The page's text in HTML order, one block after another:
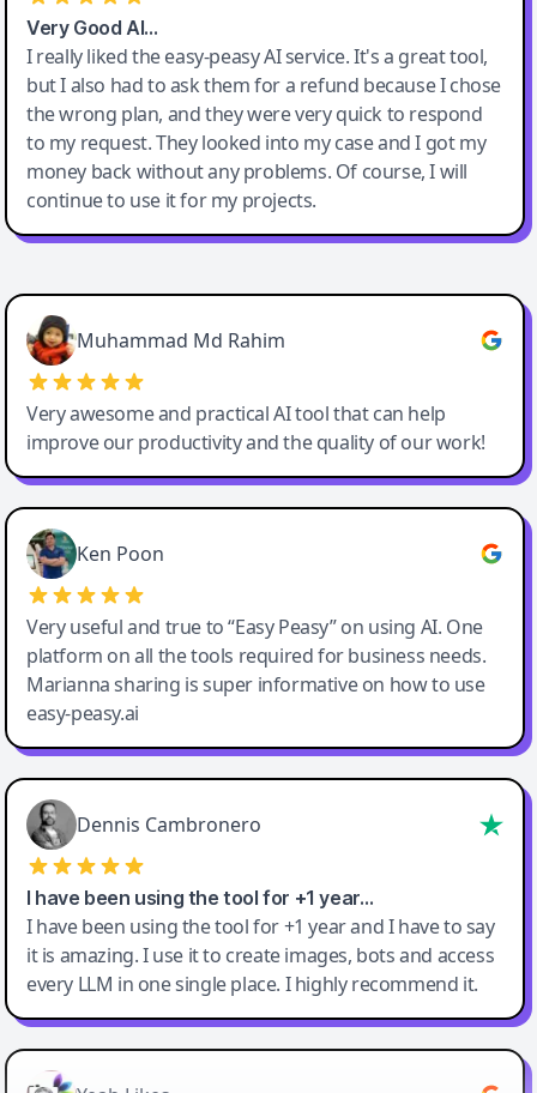
Very Good AI…
I really liked the easy-peasy AI service. It's a great tool,
but I also had to ask them for a refund because I chose
the wrong plan, and they were very quick to respond
to my request. They looked into my case and I got my
money back without any problems. Of course, I will
continue to use it for my projects.
Easy-Peasy AI
Muhammad Md Rahim
Very awesome and practical AI tool that can help
improve our productivity and the quality of our work!
Ken Poon
Very useful and true to “Easy Peasy” on using AI. One
platform on all the tools required for business needs.
Marianna sharing is super informative on how to use
easy-peasy.ai
Dennis Cambronero
I have been using the tool for +1 year…
I have been using the tool for +1 year and I have to say
it is amazing. I use it to create images, bots and access
every LLM in one single place. I highly recommend it.